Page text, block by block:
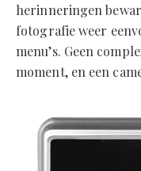
herinneringen
fotografie weer
menu’s. Geen
moment, en een